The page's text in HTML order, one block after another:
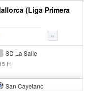
(Liga Primera
»
SD La Salle
H
San Cayetano